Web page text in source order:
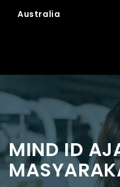
Australia
MIND ID